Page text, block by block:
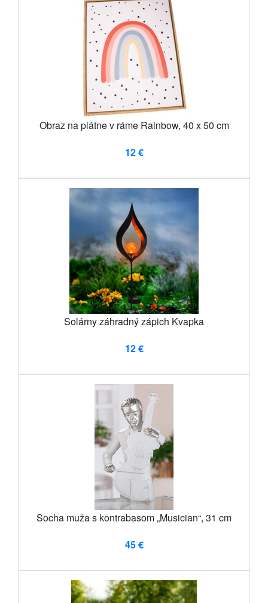
Obraz na plátne v ráme Rainbow, 40 x 50 cm
12 €
Solárny záhradný zápich Kvapka
12 €
Socha muža s kontrabasom „Musician“, 31 cm
45 €